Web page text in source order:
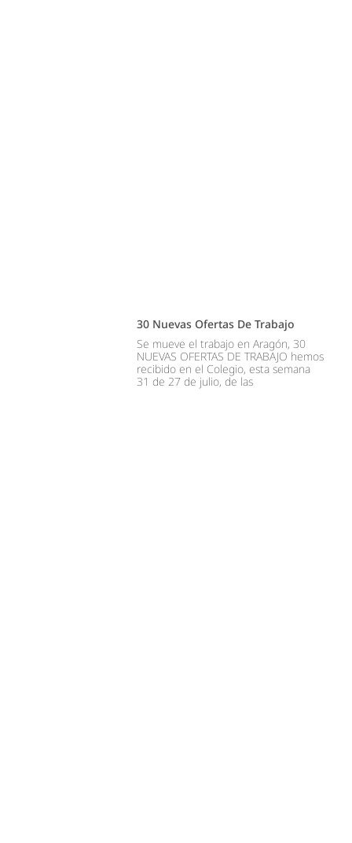
30 Nuevas Ofertas De Trabajo
Se mueve el trabajo en Aragón, 30
NUEVAS OFERTAS DE TRABAJO hemos
recibido en el Colegio, esta semana
31 de 27 de julio, de las